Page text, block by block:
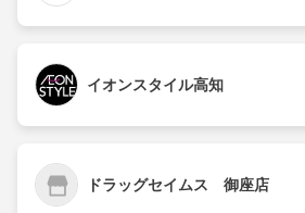
イオンスタイル高知
ドラッグセイムス 御座店